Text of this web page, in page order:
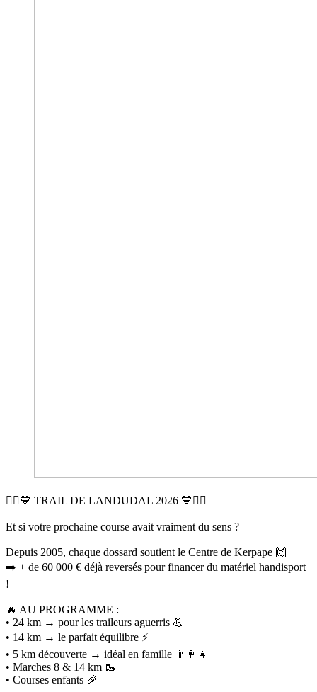
🏃‍♂️💙 TRAIL DE LANDUDAL 2026 💙🏃‍♀️
Et si votre prochaine course avait vraiment du sens ?
Depuis 2005, chaque dossard soutient le Centre de Kerpape 🙌
➡️ + de 60 000 € déjà reversés pour financer du matériel handisport
!
🔥 AU PROGRAMME :
• 24 km → pour les traileurs aguerris 💪
• 14 km → le parfait équilibre ⚡
• 5 km découverte → idéal en famille 👨‍👩‍👧
• Marches 8 & 14 km 🥾
• Courses enfants 🎉